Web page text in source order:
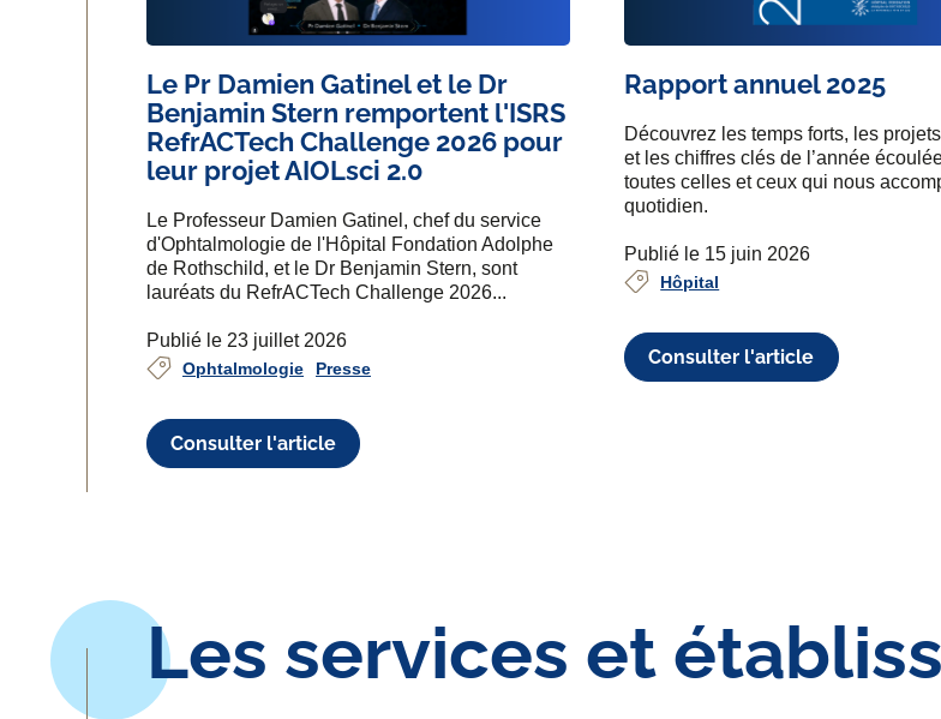
Le Pr Damien Gatinel et le Dr
Benjamin Stern remportent l'ISRS
RefrACTech Challenge 2026 pour
leur projet AIOLsci 2.0
Le Professeur Damien Gatinel, chef du service
d'Ophtalmologie de l'Hôpital Fondation Adolphe
de Rothschild, et le Dr Benjamin Stern, sont
lauréats du RefrACTech Challenge 2026...
Publié le 23 juillet 2026
Ophtalmologie Presse
Consulter l'article
Rapport annuel 2025
Découvrez les temps forts, les
et les chiffres clés de l’année
toutes celles et ceux qui nous
quotidien.
Publié le 15 juin 2026
Hôpital
Consulter l'article
Les services et